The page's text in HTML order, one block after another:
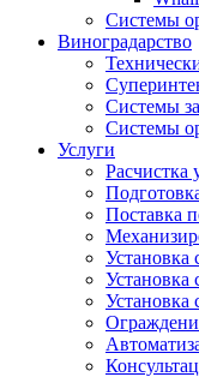
Системы
Виноградарство
Системы
Системы
Услуги
Расчистка
Поставка
Установка
Установка
Установка